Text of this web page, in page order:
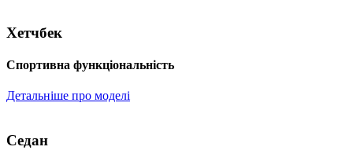
Хетчбек
Спортивна функціональність
Детальніше про моделі
Седан